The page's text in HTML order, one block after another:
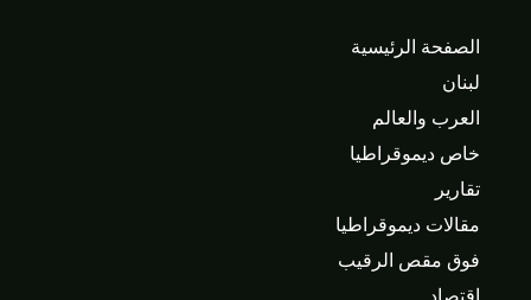
الصفحة الرئيسية
لبنان
العرب والعالم
خاص ديموقراطيا
تقارير
مقالات ديموقراطيا
فوق مقص الرقيب